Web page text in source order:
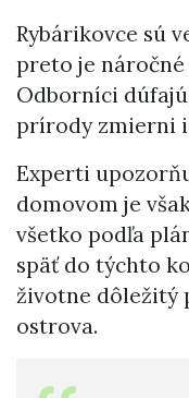
Rybárikovce sú
preto je
Odborníci
prírody zmierni
Experti
domovom je
všetko podľa
späť do týchto
životne dôležitý
ostrova.